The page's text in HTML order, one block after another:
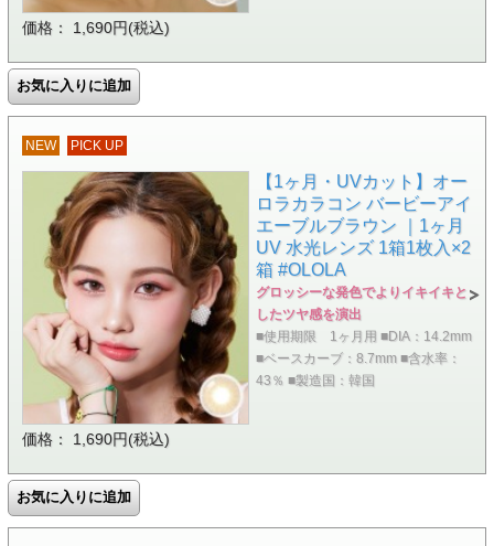
価格： 1,690円(税込)
NEW PICK UP
【1ヶ月・UVカット】オー
ロラカラコン バービーアイ
エーブルブラウン ｜1ヶ月
UV 水光レンズ 1箱1枚入×2
箱 #OLOLA
グロッシーな発色でよりイキイキと
したツヤ感を演出
■使用期限 1ヶ月用 ■DIA：14.2mm
■ベースカーブ：8.7mm ■含水率：
43％ ■製造国：韓国
価格： 1,690円(税込)